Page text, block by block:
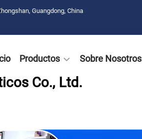
Guangdong, China
Co., Ltd.
Productos Sobre Nosotros